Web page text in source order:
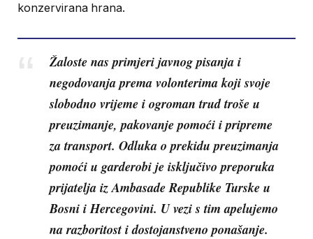
konzervirana hrana.
Žaloste nas primjeri javnog pisanja i
negodovanja prema volonterima koji svoje
slobodno vrijeme i ogroman trud troše u
preuzimanje, pakovanje pomoći i pripreme
za transport. Odluka o prekidu preuzimanja
pomoći u garderobi je isključivo preporuka
prijatelja iz Ambasade Republike Turske u
Bosni i Hercegovini. U vezi s tim apelujemo
na razboritost i dostojanstveno ponašanje.